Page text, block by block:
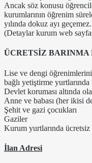
Ancak söz konusu
kurumlarının öğrenim
yılında dokuz ayı geçemez.
(Detaylar kurum web
ÜCRETSİZ
Lise ve dengi
bağlı yetiştirme
Devlet koruması altında
Anne ve babası (her ikisi
Şehit ve gazi çocukları
Gaziler
Kurum yurtlarında ücretsiz
İlan Adresi